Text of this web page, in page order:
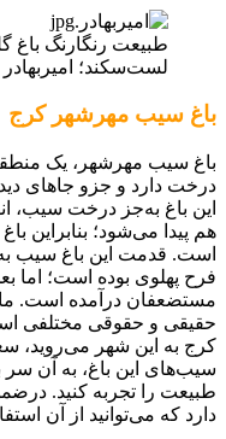
طبیعت رنگارنگ باغ
لست‌سکند؛ امیربهادر
باغ سیب مهرشهر کرج
درخت دارد و جزو جاهای
این باغ به‌جز درخت سیب،
هم پیدا می‌شود؛ بنابراین
است. قدمت این باغ سیب
فرح پهلوی بوده است؛ اما
مستضعفان درآمده است.
حقیقی و حقوقی مختلفی
کرج به این شهر می‌روید،
سیب‌های این باغ، به آن سر
طبیعت را تجربه کنید.
دارد که می‌توانید از آن